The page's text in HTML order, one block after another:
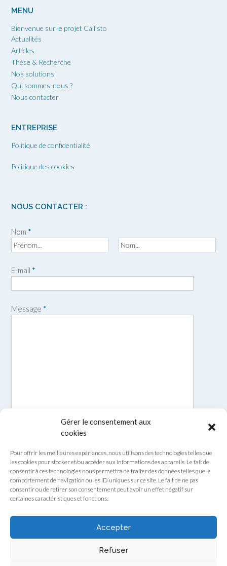
Gérer le consentement aux
cookies
Pour offrir les meilleures expériences, nous utilisons des technologies telles que
les cookies pour stocker et/ou accéder aux informations des appareils. Le fait de
consentir à ces technologies nous permettra de traiter des données telles que le
comportement de navigation ou les ID uniques sur ce site. Le fait de ne pas
consentir ou de retirer son consentement peut avoir un effet négatif sur
certaines caractéristiques et fonctions.
Accepter
Refuser
MENU
Bienvenue sur le projet Callisto
Actualités
Articles
Thèse & Recherche
Nos solutions
Qui sommes-nous ?
Nous contacter
ENTREPRISE
Politique de confidentialité
Politique des cookies
NOUS CONTACTER :
Nom *
é
E-mail *
Message *